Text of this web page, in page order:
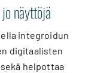
näyttöjä
integroidun
digitaalisten
helpottaa